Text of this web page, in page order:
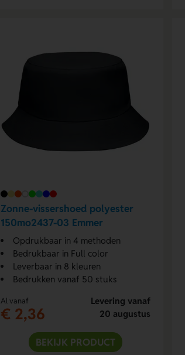
Zonne-vissershoed polyester
150mo2437-03 Emmer
Opdrukbaar in 4 methoden
Bedrukbaar in Full color
Leverbaar in 8 kleuren
Bedrukken vanaf 50 stuks
Al vanaf
€ 2,36
Levering vanaf
20 augustus
BEKIJK PRODUCT